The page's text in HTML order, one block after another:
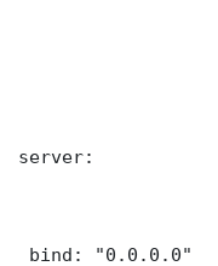
server:
bind: "0.0.0.0"